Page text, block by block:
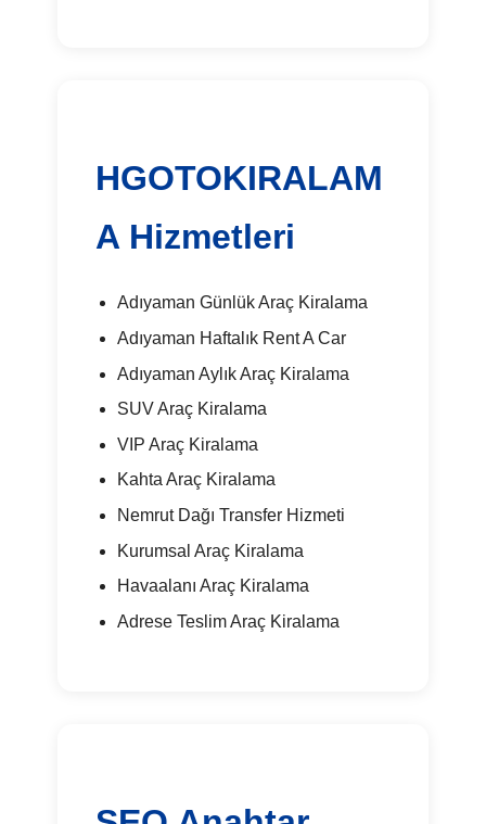
HGOTOKIRALAM
A Hizmetleri
Adıyaman Günlük Araç Kiralama
Adıyaman Haftalık Rent A Car
Adıyaman Aylık Araç Kiralama
SUV Araç Kiralama
VIP Araç Kiralama
Kahta Araç Kiralama
Nemrut Dağı Transfer Hizmeti
Kurumsal Araç Kiralama
Havaalanı Araç Kiralama
Adrese Teslim Araç Kiralama